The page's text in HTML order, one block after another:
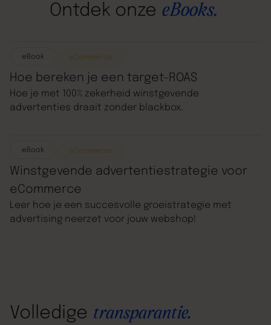
Ontdek onze eBooks.
eBook eCommerce
Hoe bereken je een target-ROAS
Hoe je met 100% zekerheid winstgevende
advertenties draait zonder blackbox.
eBook eCommerce
Winstgevende advertentiestrategie voor
eCommerce
Leer hoe je een succesvolle groeistrategie met
advertising neerzet voor jouw webshop!
Volledige transparantie.